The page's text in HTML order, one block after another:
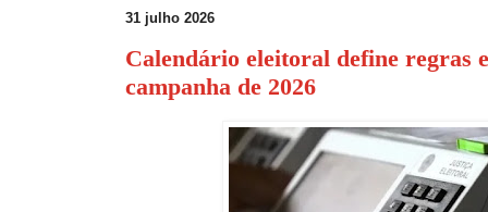
31 julho 2026
Calendário eleitoral define regras
campanha de 2026